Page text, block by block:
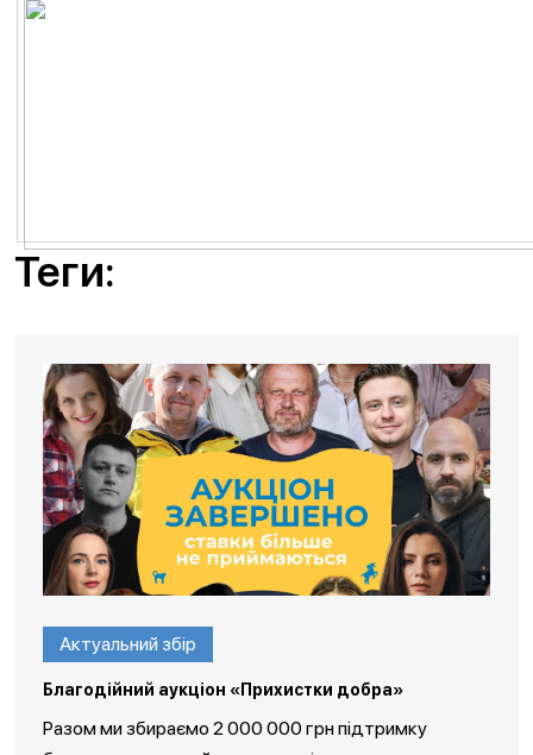
Теги:
Актуальний збір
Благодійний аукціон «Прихистки добра»
Разом ми збираємо 2 000 000 грн підтримку